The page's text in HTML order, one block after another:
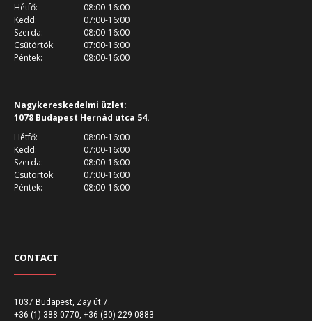
Hétfő:
08:00-16:00
Kedd:
07:00-16:00
Szerda:
08:00-16:00
Csütörtök:
07:00-16:00
Péntek:
08:00-16:00
Nagykereskedelmi üzlet:
1078 Budapest Hernád utca 54.
Hétfő:
08:00-16:00
Kedd:
07:00-16:00
Szerda:
08:00-16:00
Csütörtök:
07:00-16:00
Péntek:
08:00-16:00
CONTACT
1037 Budapest, Zay út 7.
+36 (1) 388-0770, +36 (30) 229-0883